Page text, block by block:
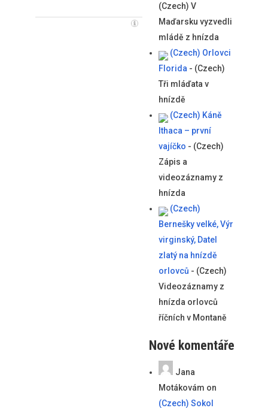
(Czech) V
Maďarsku vyzvedli
mládě z hnízda
(Czech) Orlovci
Florida - (Czech)
Tři mláďata v
hnízdě
(Czech) Káně
Ithaca – první
vajíčko - (Czech)
Zápis a
videozáznamy z
hnízda
(Czech)
Bernešky velké, Výr
virginský, Datel
zlatý na hnízdě
orlovců - (Czech)
Videozáznamy z
hnízda orlovců
říčních v Montaně
Nové komentáře
Jana
Motákovám on
(Czech) Sokol